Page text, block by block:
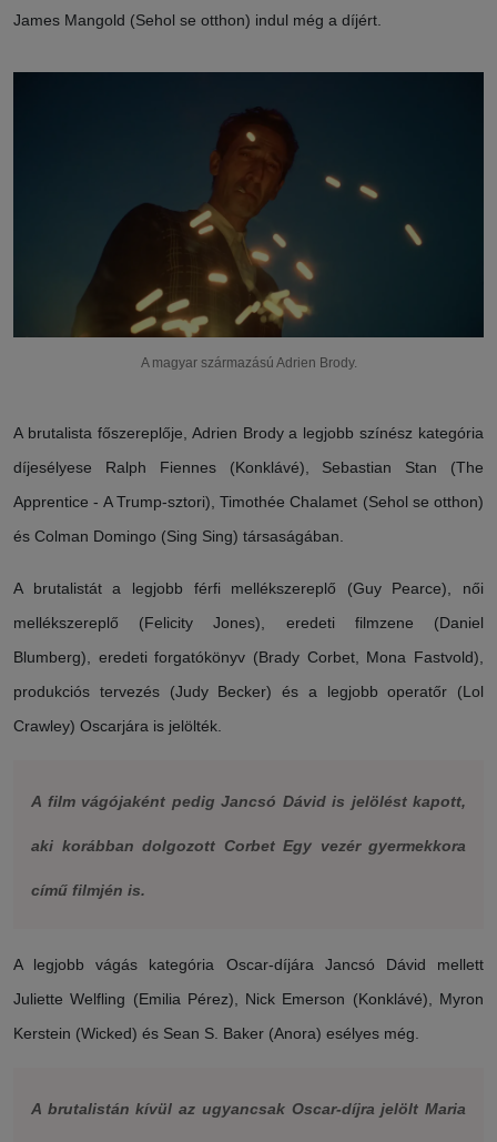
James Mangold (Sehol se otthon) indul még a díjért.
A magyar származású Adrien Brody.
A brutalista főszereplője, Adrien Brody a legjobb színész kategória
díjesélyese Ralph Fiennes (Konklávé), Sebastian Stan (The
Apprentice - A Trump-sztori), Timothée Chalamet (Sehol se otthon)
és Colman Domingo (Sing Sing) társaságában.
A brutalistát a legjobb férfi mellékszereplő (Guy Pearce), női
mellékszereplő (Felicity Jones), eredeti filmzene (Daniel
Blumberg), eredeti forgatókönyv (Brady Corbet, Mona Fastvold),
produkciós tervezés (Judy Becker) és a legjobb operatőr (Lol
Crawley) Oscarjára is jelölték.
A film vágójaként pedig Jancsó Dávid is jelölést kapott,
aki korábban dolgozott Corbet Egy vezér gyermekkora
című filmjén is.
A legjobb vágás kategória Oscar-díjára Jancsó Dávid mellett
Juliette Welfling (Emilia Pérez), Nick Emerson (Konklávé), Myron
Kerstein (Wicked) és Sean S. Baker (Anora) esélyes még.
A brutalistán kívül az ugyancsak Oscar-díjra jelölt Maria